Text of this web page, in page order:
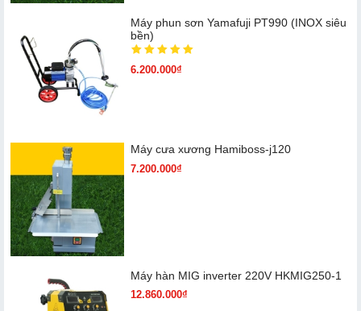
Máy phun sơn Yamafuji PT990 (INOX siêu
bền)
6.200.000₫
Máy cưa xương Hamiboss-j120
7.200.000₫
Máy hàn MIG inverter 220V HKMIG250-1
12.860.000₫